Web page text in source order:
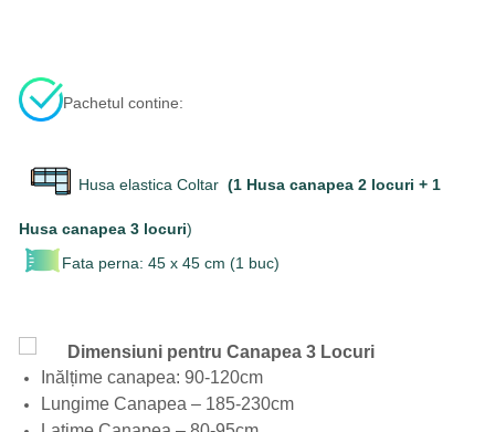
Pachetul contine:
Husa elastica Coltar(1 Husa canapea 2 locuri + 1
Husa canapea 3 locuri)
Fata perna: 45 x 45 cm (1 buc)
Dimensiuni pentru Canapea 3 Locuri
Inălțime canapea: 90-120cm
Lungime Canapea – 185-230cm